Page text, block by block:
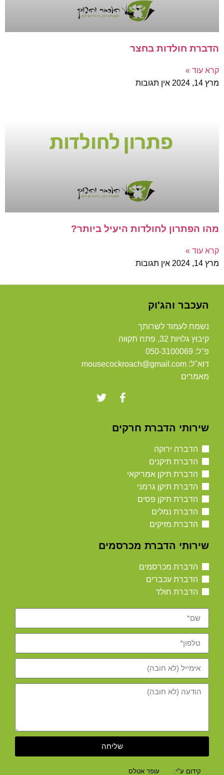
הדברת חולדות בחצר
קרא עוד »
מרץ 14, 2024
אין תגובות
מהו הפתרון לחולדות היעיל ביותר?
קרא עוד »
מרץ 14, 2024
אין תגובות
העכבר והג'וק
נשמח לעמוד לשרותך
קיבוץ גלויות 32, פתח תקווה
פ"ל: 050-3100069
דוא"ל: mousecockroach@gmail.com
מאמרים
שירותי הדברת חרקים
הדברה ירוקה
הדברת תיקנים
הדברת תיקן אמריקאי
הדברת תיקן גרמני
הדברת תיקן פסים
הדברת נמלים
הדברת מזיקים
שירותי הדברת מכרסמים
הדברת מכרסמים
הדברת עכברים
הדברת חולד
שליחה
קידום ע"י: עופר אטלס